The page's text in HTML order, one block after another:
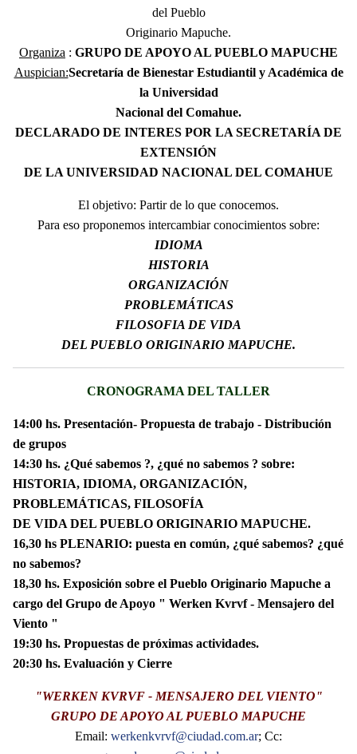
del Pueblo
Originario Mapuche.
Organiza : GRUPO DE APOYO AL PUEBLO MAPUCHE
Auspician:Secretaría de Bienestar Estudiantil y Académica de
la Universidad
Nacional del Comahue.
DECLARADO DE INTERES POR LA SECRETARÍA DE
EXTENSIÓN
DE LA UNIVERSIDAD NACIONAL DEL COMAHUE
El objetivo: Partir de lo que conocemos.
Para eso proponemos intercambiar conocimientos sobre:
IDIOMA
HISTORIA
ORGANIZACIÓN
PROBLEMÁTICAS
FILOSOFIA DE VIDA
DEL PUEBLO ORIGINARIO MAPUCHE.
CRONOGRAMA DEL TALLER
14:00 hs. Presentación- Propuesta de trabajo - Distribución
de grupos
14:30 hs. ¿Qué sabemos ?, ¿qué no sabemos ? sobre:
HISTORIA, IDIOMA, ORGANIZACIÓN,
PROBLEMÁTICAS, FILOSOFÍA
DE VIDA DEL PUEBLO ORIGINARIO MAPUCHE.
16,30 hs PLENARIO: puesta en común, ¿qué sabemos? ¿qué
no sabemos?
18,30 hs. Exposición sobre el Pueblo Originario Mapuche a
cargo del Grupo de Apoyo " Werken Kvrvf - Mensajero del
Viento "
19:30 hs. Propuestas de próximas actividades.
20:30 hs. Evaluación y Cierre
"WERKEN KVRVF - MENSAJERO DEL VIENTO"
GRUPO DE APOYO AL PUEBLO MAPUCHE
Email: werkenkvrvf@ciudad.com.ar; Cc: